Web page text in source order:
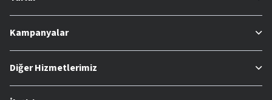
Kampanyalar
Diğer Hizmetlerimiz